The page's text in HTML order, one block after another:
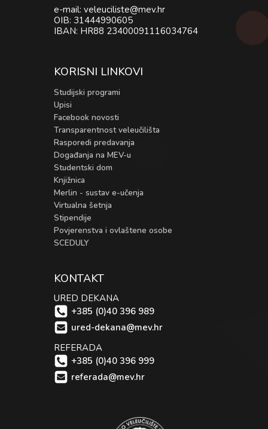
e-mail: veleuciliste@mev.hr
OIB: 31444990605
IBAN: HR88 23400091116034764
KORISNI LINKOVI
Studijski programi
Upisi
Facebook novosti
Transparentnost veleučilišta
Rasporedi predavanja
Događanja na MEV-u
Studentski dom
Knjižnica
Merlin - sustav e-učenja
Virtualna šetnja
Stipendije
Povjerenstva i ovlaštene osobe
SCEDULY
KONTAKT
URED DEKANA
+385 (0)40 396 989
ured-dekana@mev.hr
REFERADA
+385 (0)40 396 999
referada@mev.hr